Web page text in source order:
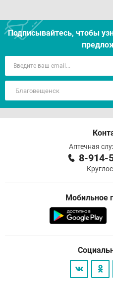
Подписывайтесь, чтобы
Аптечная
8-914-
Мобильное